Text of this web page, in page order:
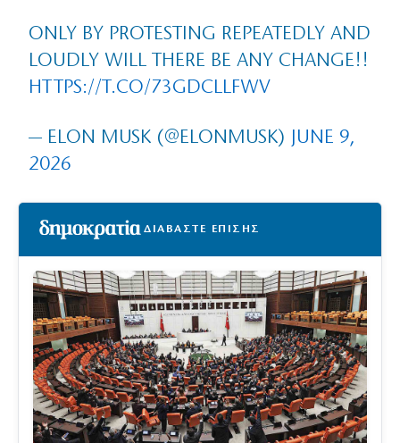
ONLY BY PROTESTING REPEATEDLY AND
LOUDLY WILL THERE BE ANY CHANGE!!
HTTPS://T.CO/73GDCLLFWV
— ELON MUSK (@ELONMUSK)
JUNE 9,
2026
ΔΙΑΒΑΣΤΕ ΕΠΙΣΗΣ